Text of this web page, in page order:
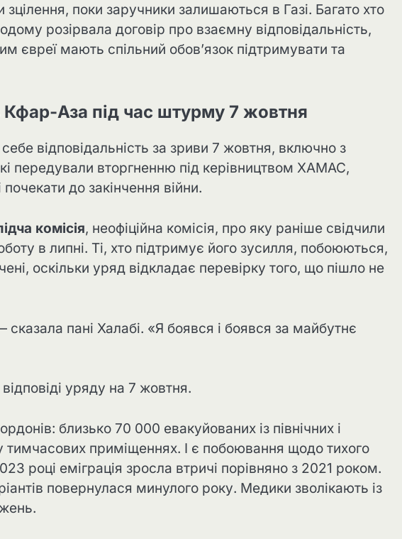
поки заручники залишаються в Газі. Багато хто
розірвала договір про взаємну відповідальність,
євреї мають спільний обов’язок підтримувати та
Аза під час штурму 7 жовтня
відповідальність за зриви 7 жовтня, включно з
передували вторгненню під керівництвом ХАМАС,
до закінчення війни.
комісія, неофіційна комісія, про яку раніше свідчили
в липні. Ті, хто підтримує його зусилля, побоюються,
оскільки уряд відкладає перевірку того, що пішло не
пані Халабі. «Я боявся і боявся за майбутнє
уряду на 7 жовтня.
близько 70 000 евакуйованих із північних і
тимчасових приміщеннях. І є побоювання щодо тихого
році еміграція зросла втричі порівняно з 2021 роком.
повернулася минулого року. Медики зволікають із